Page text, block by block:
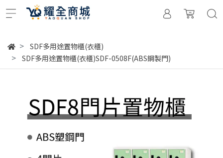
SDF多用途置物櫃(衣櫃)
SDF多用途置物櫃(衣櫃)SDF-0508F(ABS鋼製門)